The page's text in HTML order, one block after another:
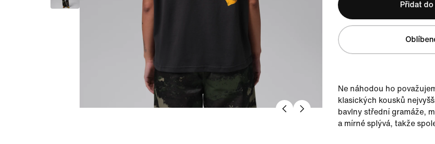
Přidat
Ne náhodou ho
klasických kousků
bavlny střední gramáže,
a mírné splývá, takže